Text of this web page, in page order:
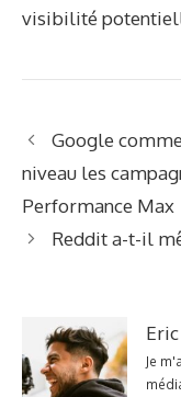
visibilité
Google
niveau les
Performance Max
Reddit a-t-il
Eric
Je